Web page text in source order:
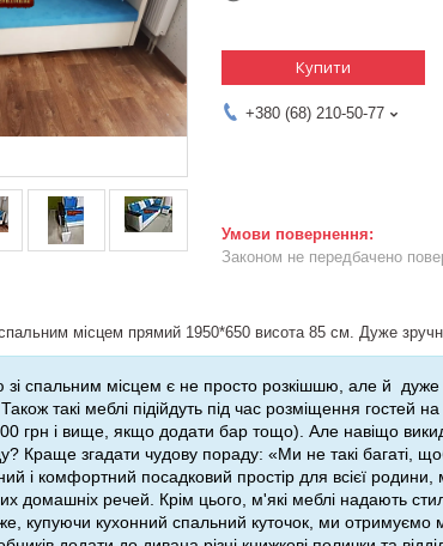
Купити
+380 (68) 210-50-77
Законом не передбачено
місцем прямий 1950*650 висота 85 см. Дуже
зі спальним місцем є не просто розкішшю, але й
такі меблі підійдуть під час розміщення
грн і вище, якщо додати бар тощо). Але навіщо
Краще згадати чудову пораду: «Ми не такі багаті,
і комфортний посадковий простір для всієї родини,
домашніх речей. Крім цього, м'які меблі надають
купуючи кухонний спальний куточок, ми отримуємо